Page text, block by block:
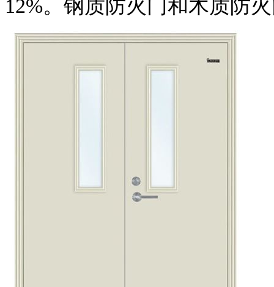
12%。钢质防火门和木质防